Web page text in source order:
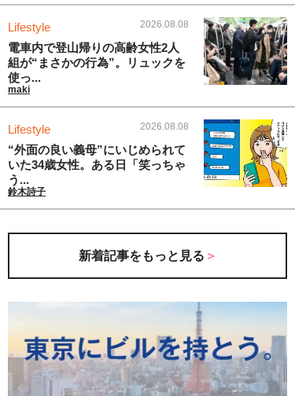
Lifestyle 2026.08.08
電車内で登山帰りの高齢女性2人
組が“まさかの行為”。リュックを
使っ...
maki
Lifestyle 2026.08.08
“外面の良い義母”にいじめられて
いた34歳女性。ある日「笑っちゃ
う...
鈴木詩子
新着記事をもっと見る